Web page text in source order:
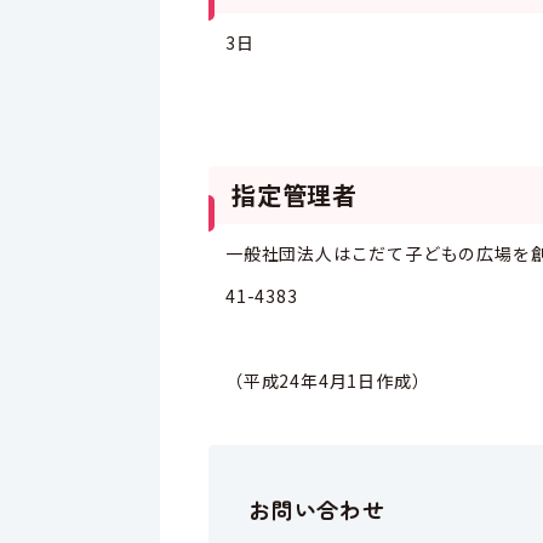
3日
指定管理者
一般社団法人はこだて子どもの広場を
41-4383
（平成24年4月1日作成）
お問い合わせ